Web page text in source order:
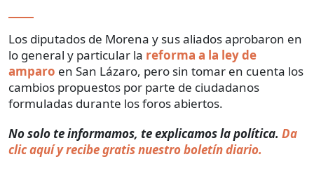
Los diputados de Morena y sus aliados aprobaron en
lo general y particular la reforma a la ley de
amparo en San Lázaro, pero sin tomar en cuenta los
cambios propuestos por parte de ciudadanos
formuladas durante los foros abiertos.
No solo te informamos, te explicamos la política. Da
clic aquí y recibe gratis nuestro boletín diario.